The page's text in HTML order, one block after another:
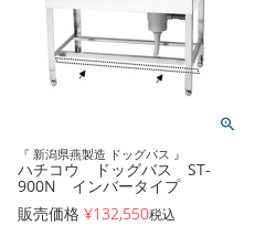
『 新潟県燕製造 ドッグバス 』
ハチコウ ドッグバス ST-
900N インバータイプ
販売価格 ¥132,550税込